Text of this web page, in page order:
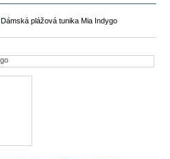
Dámská plážová tunika Mia Indygo